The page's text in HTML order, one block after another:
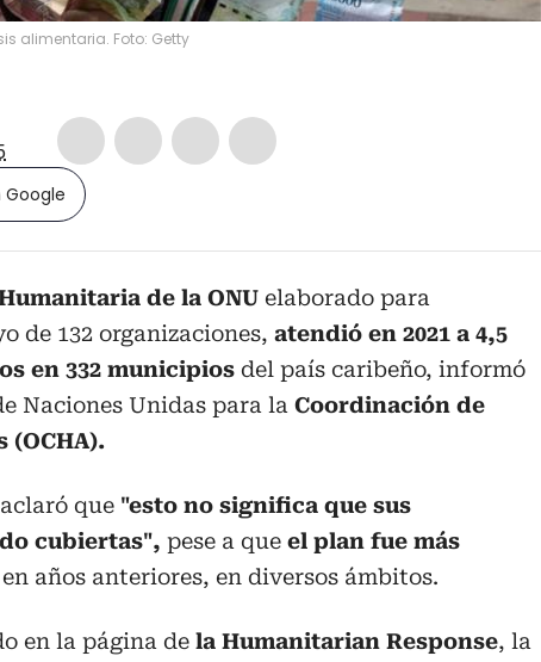
alimentaria. Foto: Getty
Google
de la ONU elaborado para
de 132 organizaciones, atendió en 2021 a 4,5
en 332 municipios del país caribeño, informó
Naciones Unidas para la Coordinación de
(OCHA).
que "esto no significa que sus
cubiertas", pese a que el plan fue más
años anteriores, en diversos ámbitos.
en la página de la Humanitarian Response, la